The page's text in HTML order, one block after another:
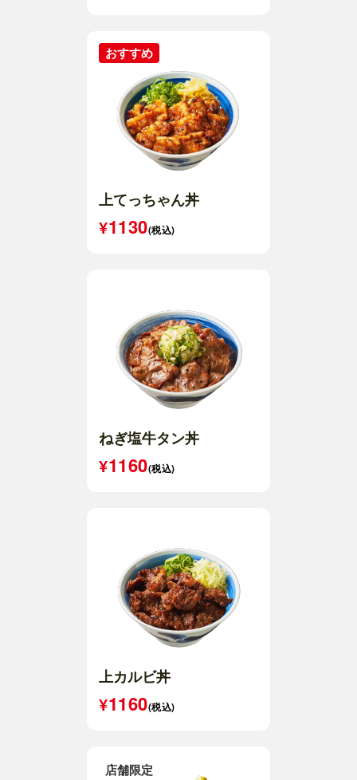
上てっちゃん丼
1130(税込)
ねぎ塩牛タン丼
1160(税込)
上カルビ丼
1160(税込)
店舗限定